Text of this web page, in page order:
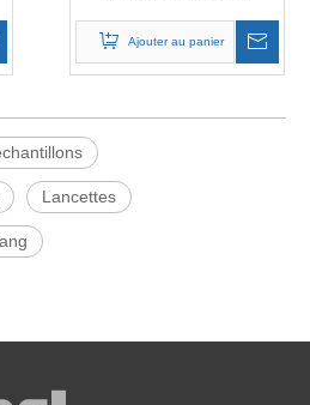
sang
Ajouter au panier
Lancettes